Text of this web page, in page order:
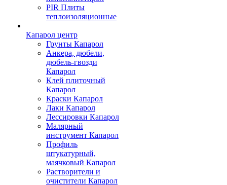
PIR Плиты
теплоизоляционные
Капарол центр
Грунты Капарол
Анкера, дюбели,
дюбель-гвозди
Капарол
Клей плиточный
Капарол
Краски Капарол
Лаки Капарол
Лессировки Капарол
Малярный
инструмент Капарол
Профиль
штукатурный,
маячковый Капарол
Растворители и
очистители Капарол